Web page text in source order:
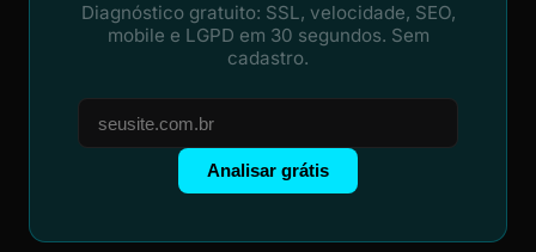
Diagnóstico gratuito: SSL, velocidade, SEO,
mobile e LGPD em 30 segundos. Sem
cadastro.
Analisar grátis